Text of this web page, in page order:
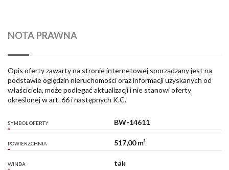
NOTA PRAWNA
Opis oferty zawarty na stronie internetowej sporządzany jest na
podstawie oględzin nieruchomości oraz informacji uzyskanych od
właściciela, może podlegać aktualizacji i nie stanowi oferty
określonej w art. 66 i następnych K.C.
SYMBOL OFERTY BW-14611
POWIERZCHNIA 517,00 m²
WINDA tak